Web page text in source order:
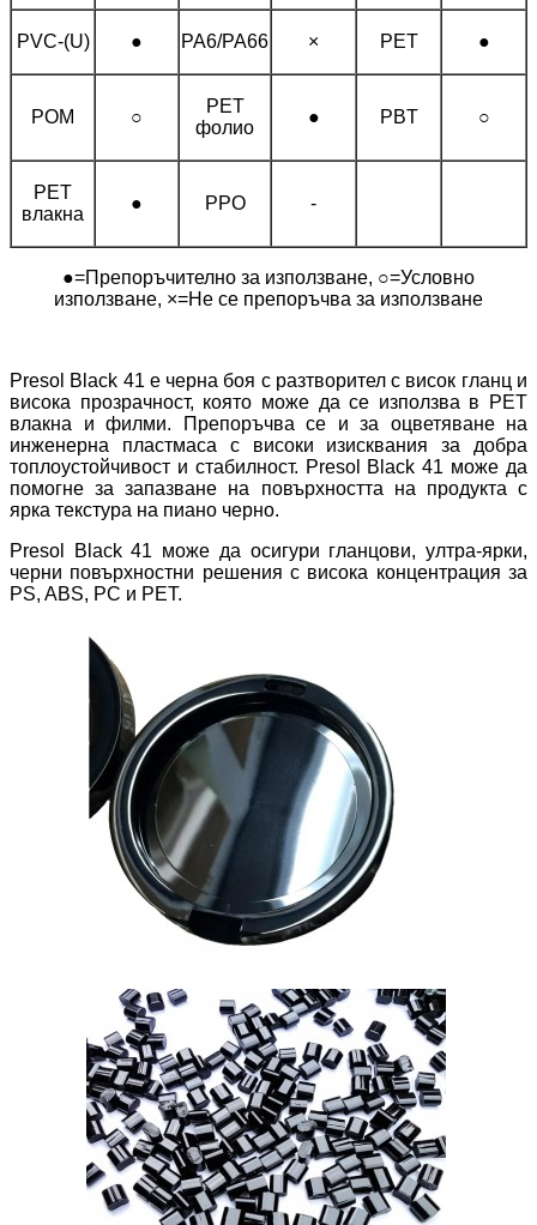
PVC-(U) ● PA6/PA66 × PET ●
POM ○
PET
фолио
● PBT ○
PET
влакна
● PPO -
●=Препоръчително за използване, ○=Условно
използване, ×=Не се препоръчва за използване
Presol Black 41 е черна боя с разтворител с висок гланц и
висока прозрачност, която може да се използва в PET
влакна и филми. Препоръчва се и за оцветяване на
инженерна пластмаса с високи изисквания за добра
топлоустойчивост и стабилност. Presol Black 41 може да
помогне за запазване на повърхността на продукта с
ярка текстура на пиано черно.
Presol Black 41 може да осигури гланцови, ултра-ярки,
черни повърхностни решения с висока концентрация за
PS, ABS, PC и PET.